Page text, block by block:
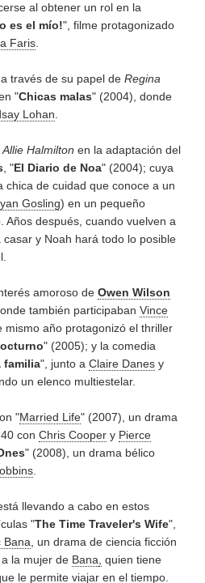
al obtener un rol en la
es el mío!", filme protagonizado
Faris
través de su papel de Regina
"Chicas malas" (2004), donde
Lohan
Allie Halmilton en la adaptación del
, "El Diario de Noa" (2004); cuya
chica de cuidad que conoce a un
Gosling) en un pequeño
Años después, cuando vuelven a
y Noah hará todo lo posible
amoroso de Owen Wilson
también participaban Vince
mismo año protagonizó el thriller
" (2005); y la comedia
familia", junto a Claire Danes y
un elenco multiestelar.
"Married Life" (2007), un drama
con Chris Cooper y Pierce
" (2008), un drama bélico
llevando a cabo en estos
"The Time Traveler's Wife",
Bana , un drama de ciencia ficción
la mujer de Bana quien tiene
le permite viajar en el tiempo.